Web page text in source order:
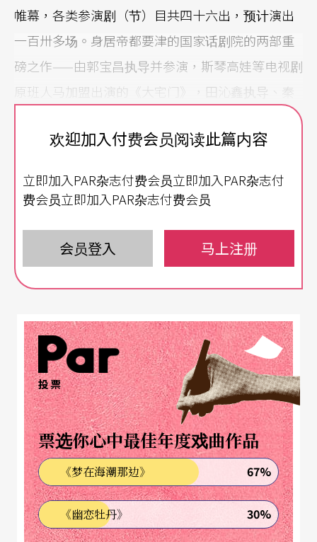
帷幕，各类参演剧（节）目共四十六出，预计演出
一百卅多场。身居帝都要津的国家话剧院的两部重
磅之作——由郭宝昌执导并参演，斯琴高娃等电视剧
原班人马加盟出演的《大宅门》，田沁鑫执导、秦
海璐主演的《青蛇》；国家大剧院和上海话剧中心
联合制作、名导郭晓男执导的《推拿》等剧码蜂拥
过于由国家大剧院订制、张艺谋首度跨界执导的京
豪华阵容vs.简约美学
鄢〉的故事，叙述春秋时期一代贤君郑庄公在大臣
颍考叔的劝解之下，最终屏弃前嫌，并运用充满谋
略的「掘地见母」方式，与母亲重归于好的故事，
表达中国古人「血浓于水」的孝道亲情与非凡智
慧。这是一个侧重花脸、老生、老旦戏分的大戏，
京剧传统老戏中的《掘地见母》（又名《孝感
天》）讲述的也是这个故事。全剧汇集了京津沪等
地顶尖阵容，可以算是一次国粹群英会：来自上海
的中国剧协主席、花脸艺术家尚长荣饰男主角郑庄
欢迎加入付费会员阅读此篇内容
立即加入PAR杂志付费会员立即加入PAR杂志付
费会员立即加入PAR杂志付费会员
会员登入 马上注册
投票
票选你心中最佳年度戏曲作品
《梦在海潮那边》 67%
《幽恋牡丹》 30%